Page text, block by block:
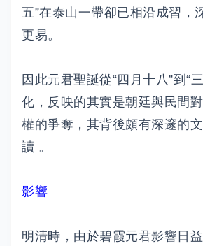
五”在泰山一帶卻已相沿成習，
更易。
因此元君聖誕從“四月十八”到“
化，反映的其實是朝廷與民間
權的爭奪，其背後頗有深邃的
讀 。
影響
明清時，由於碧霞元君影響日